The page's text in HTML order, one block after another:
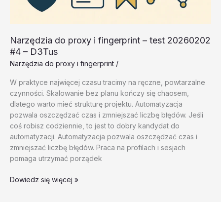
Narzędzia do proxy i fingerprint – test 20260202
#4 – D3Tus
Narzędzia do proxy i fingerprint /
W praktyce najwięcej czasu tracimy na ręczne, powtarzalne
czynności. Skalowanie bez planu kończy się chaosem,
dlatego warto mieć strukturę projektu. Automatyzacja
pozwala oszczędzać czas i zmniejszać liczbę błędów. Jeśli
coś robisz codziennie, to jest to dobry kandydat do
automatyzacji. Automatyzacja pozwala oszczędzać czas i
zmniejszać liczbę błędów. Praca na profilach i sesjach
pomaga utrzymać porządek
Narzędzia
Dowiedz się więcej »